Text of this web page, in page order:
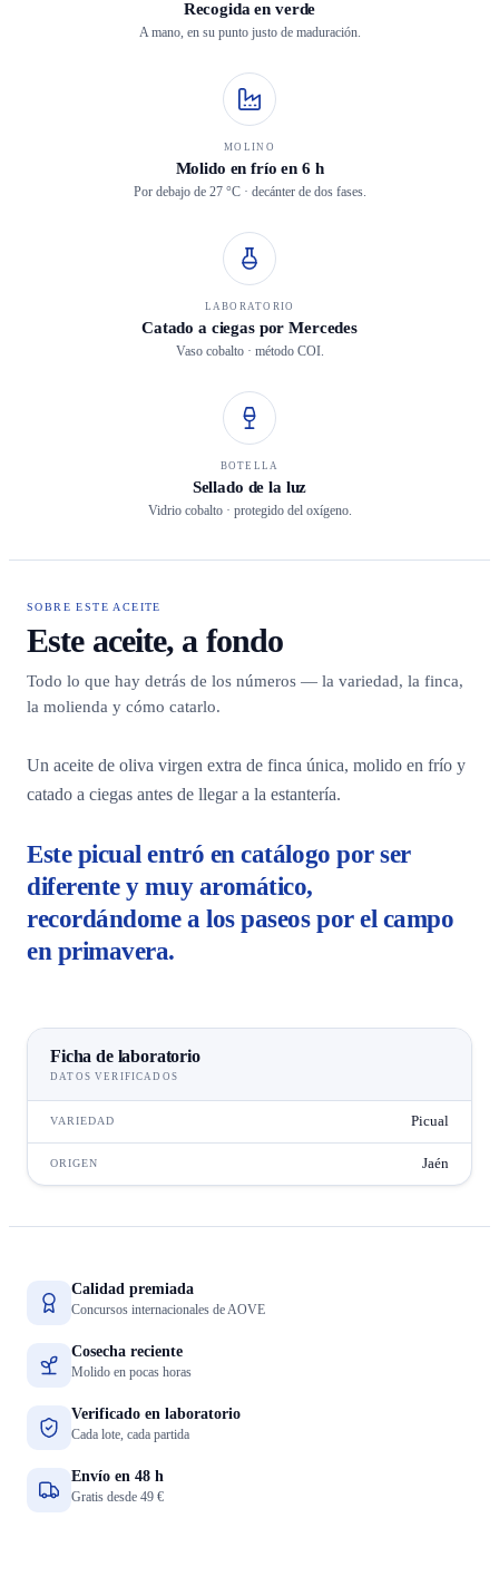
Recogida en verde
A mano, en su punto justo de maduración.
MOLINO
Molido en frío en 6 h
Por debajo de 27 °C · decánter de dos fases.
LABORATORIO
Catado a ciegas por Mercedes
Vaso cobalto · método COI.
BOTELLA
Sellado de la luz
Vidrio cobalto · protegido del oxígeno.
SOBRE ESTE ACEITE
Este aceite, a fondo
Todo lo que hay detrás de los números — la variedad, la finca,
la molienda y cómo catarlo.
Un aceite de oliva virgen extra de finca única, molido en frío y
catado a ciegas antes de llegar a la estantería.
Este picual entró en catálogo por ser
diferente y muy aromático,
recordándome a los paseos por el campo
en primavera.
Ficha de laboratorio
DATOS VERIFICADOS
VARIEDAD Picual
ORIGEN Jaén
Calidad premiada
Concursos internacionales de AOVE
Cosecha reciente
Molido en pocas horas
Verificado en laboratorio
Cada lote, cada partida
Envío en 48 h
Gratis desde 49 €